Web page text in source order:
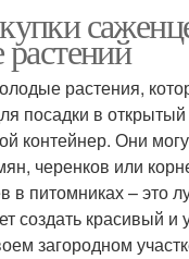
растения,
посадки в открытый
контейнер. Они
черенков или
в питомниках – это
создать красивый
загородном